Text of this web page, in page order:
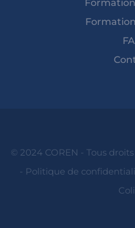
© 2024 COREN - Tous
- Politique de